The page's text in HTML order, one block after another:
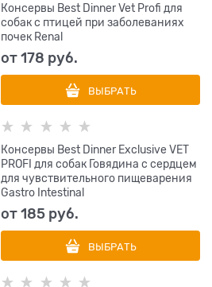
Консервы Best Dinner Vet Profi для
собак с птицей при заболеваниях
почек Renal
от178 руб.
ВЫБРАТЬ
Консервы Best Dinner Exclusive VET
PROFI для собак Говядина с сердцем
для чувствительного пищеварения
Gastro Intestinal
от185 руб.
ВЫБРАТЬ